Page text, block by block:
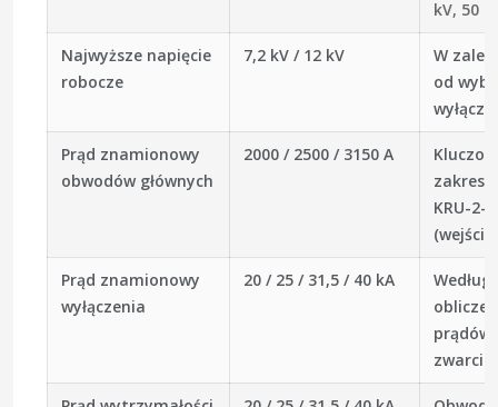
kV, 50
Najwyższe napięcie
robocze
7,2 kV / 12 kV
W
od
Prąd znamionowy
obwodów głównych
2000 / 2500 / 3150 A
zakres
KRU-2-
Prąd znamionowy
wyłączenia
20 / 25 / 31,5 / 40 kA
Według
obliczeń
prądów
zwarcia